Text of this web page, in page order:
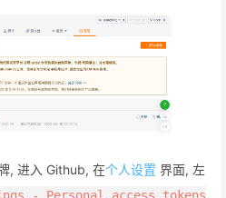
, 进入 Github, 在个人设置 界面, 左
- Personal access tokens